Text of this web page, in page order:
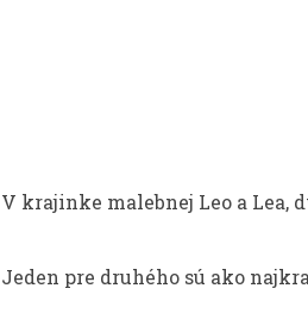
V krajinke malebnej Leo a Lea,
Jeden pre druhého sú ako